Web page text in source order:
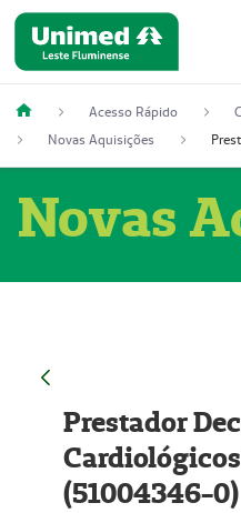
Acesso Rápido
Novas Aquisições
Novas
Prestador
(51004346-0)